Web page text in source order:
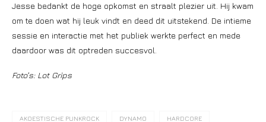
Jesse bedankt de hoge opkomst en straalt plezier uit. Hij kwam
om te doen wat hij leuk vindt en deed dit uitstekend. De intieme
sessie en interactie met het publiek werkte perfect en mede
daardoor was dit optreden succesvol.
Foto’s: Lot Grips
AKOESTISCHE PUNKROCK DYNAMO HARDCORE